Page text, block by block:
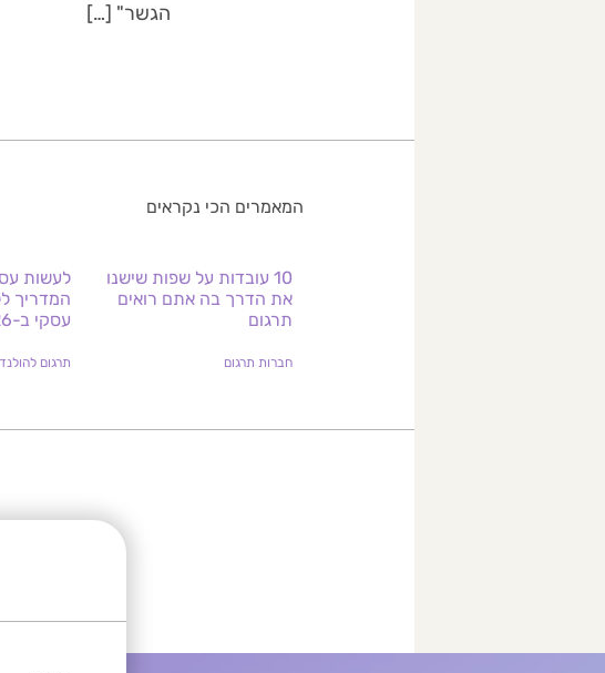
הגשר" […]
המאמרים הכי נקראים
10 עובדות על שפות שישנו
את הדרך בה אתם רואים
תרגום
חברות תרגום
לעשות
המדריך
עסקי ב-2026
תרגום